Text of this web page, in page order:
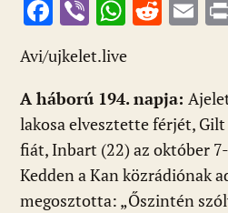
F
ac
e
b
o
o
k
Vi
b
er
W
at
s
A
p
p
R
di
t
E
l
Avi/ujkelet.live
A háború 194. napja:
lakosa elvesztette férjét, Gilt
fiát, Inbart (22) az október
Kedden a Kan közrádiónak
megosztotta: „Őszintén